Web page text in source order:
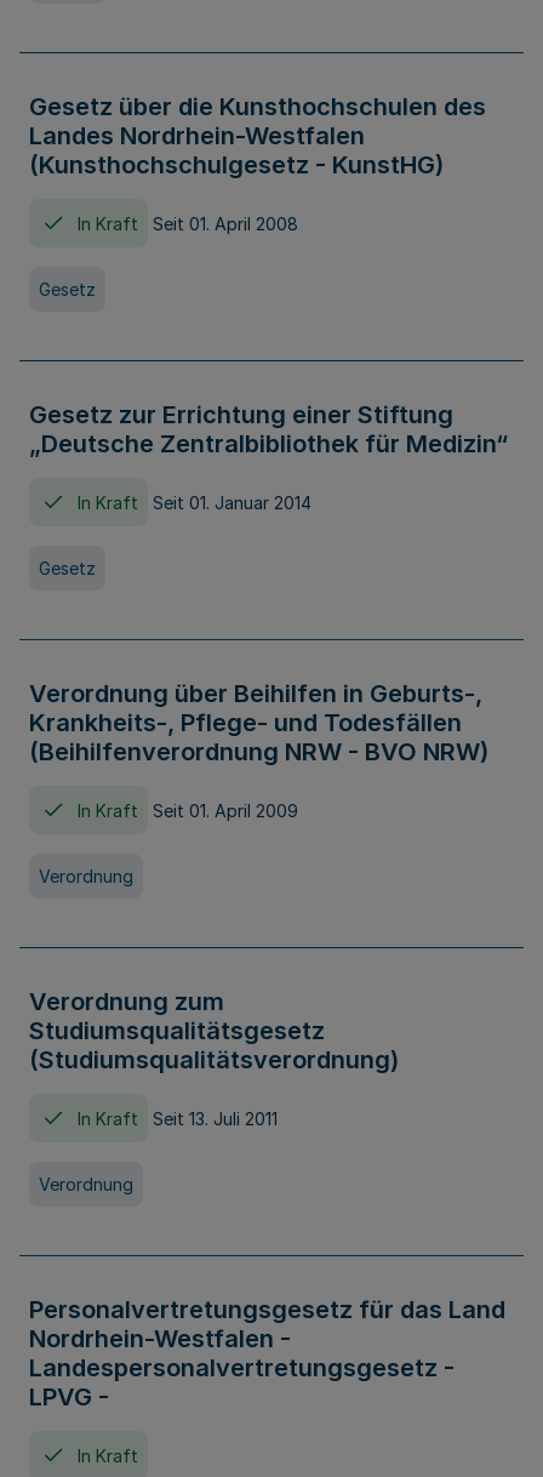
Gesetz über die Kunsthochschulen des
Landes Nordrhein-Westfalen
(Kunsthochschulgesetz - KunstHG)
In Kraft Seit 01. April 2008
Gesetz
Gesetz zur Errichtung einer Stiftung
„Deutsche Zentralbibliothek für Medizin“
In Kraft Seit 01. Januar 2014
Gesetz
Verordnung über Beihilfen in Geburts-,
Krankheits-, Pflege- und Todesfällen
(Beihilfenverordnung NRW - BVO NRW)
In Kraft Seit 01. April 2009
Verordnung
Verordnung zum
Studiumsqualitätsgesetz
(Studiumsqualitätsverordnung)
In Kraft Seit 13. Juli 2011
Verordnung
Personalvertretungsgesetz für das Land
Nordrhein-Westfalen -
Landespersonalvertretungsgesetz -
LPVG -
In Kraft